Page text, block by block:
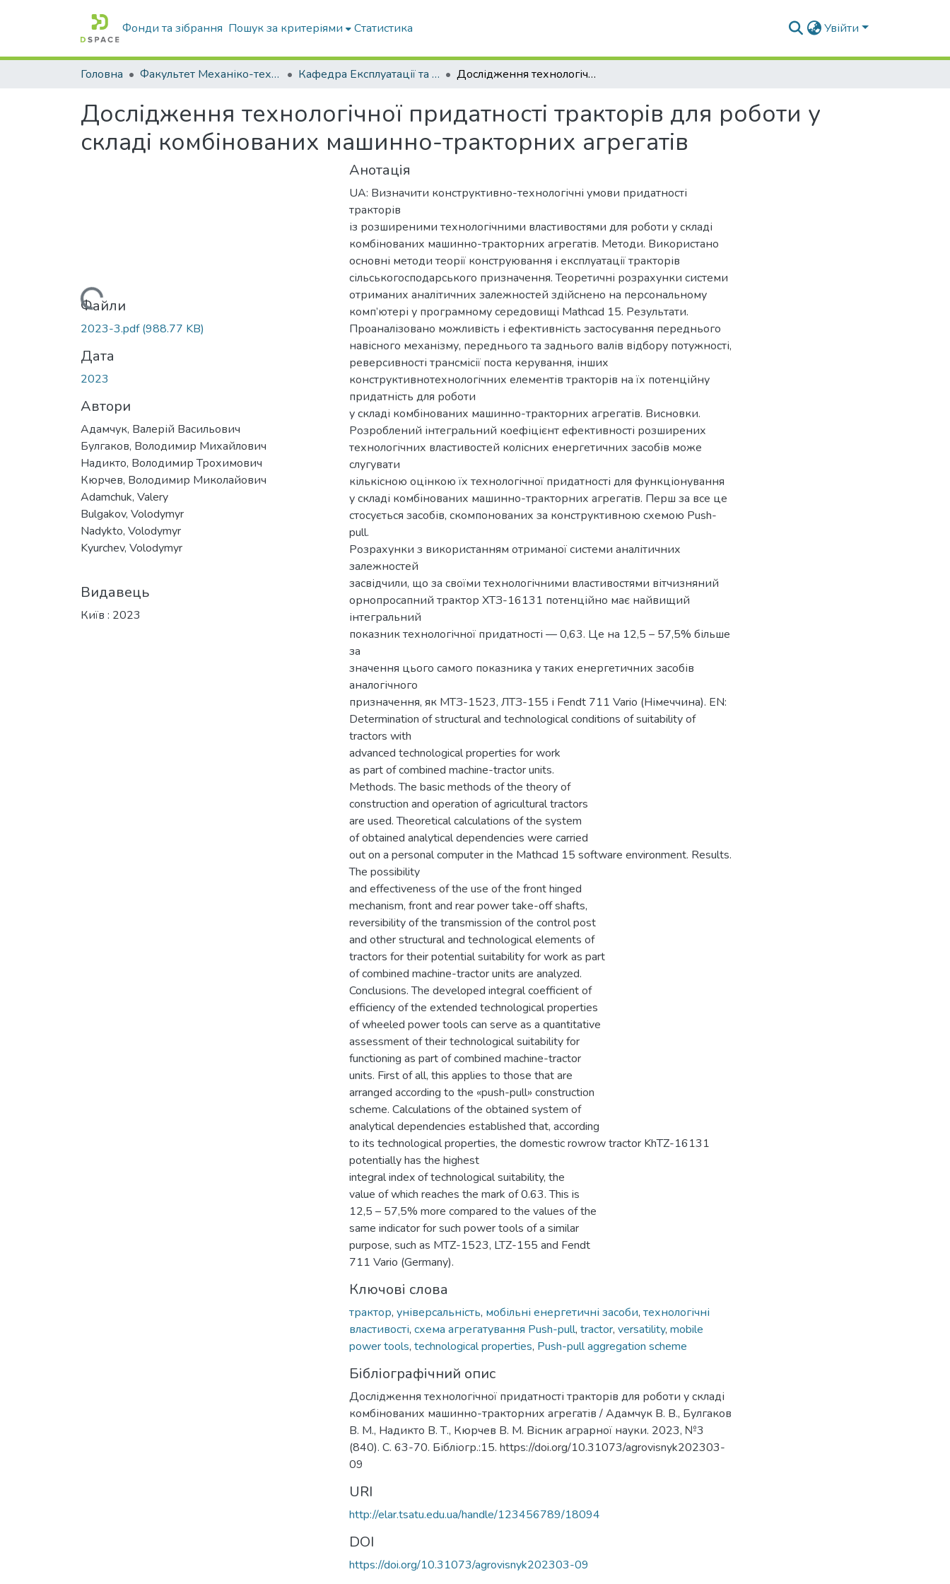
Фонди та зібрання Пошук за критеріями Статистика Увійти
Головна Факультет Механіко-технологічний Кафедра Експлуатації та технічного сервісу машин Дослідження технологічної придатності тракторів для роботи у складі комбінованих машинно-тракторних агрегатів
Дослідження технологічної придатності тракторів для роботи у
складі комбінованих машинно-тракторних агрегатів
Вантажиться...
Файли
2023-3.pdf(988.77 KB)
Дата
2023
Автори
Адамчук, Валерій Васильович
Булгаков, Володимир Михайлович
Надикто, Володимир Трохимович
Кюрчев, Володимир Миколайович
Adamchuk, Valery
Bulgakov, Volodymyr
Nadykto, Volodymyr
Kyurchev, Volodymyr
Видавець
Київ : 2023
Анотація
UA: Визначити конструктивно-технологічні умови придатності
тракторів
із розширеними технологічними властивостями для роботи у складі
комбінованих машинно-тракторних агрегатів. Методи. Використано
основні методи теорії конструювання і експлуатації тракторів
сільськогосподарського призначення. Теоретичні розрахунки системи
отриманих аналітичних залежностей здійснено на персональному
комп’ютері у програмному середовищі Mathcad 15. Результати.
Проаналізовано можливість і ефективність застосування переднього
навісного механізму, переднього та заднього валів відбору потужності,
реверсивності трансмісії поста керування, інших
конструктивнотехнологічних елементів тракторів на їх потенційну
придатність для роботи
у складі комбінованих машинно-тракторних агрегатів. Висновки.
Розроблений інтегральний коефіцієнт ефективності розширених
технологічних властивостей колісних енергетичних засобів може
слугувати
кількісною оцінкою їх технологічної придатності для функціонування
у складі комбінованих машинно-тракторних агрегатів. Перш за все це
стосується засобів, скомпонованих за конструктивною схемою Рush-
pull.
Розрахунки з використанням отриманої системи аналітичних
залежностей
засвідчили, що за своїми технологічними властивостями вітчизняний
орнопросапний трактор ХТЗ-16131 потенційно має найвищий
інтегральний
показник технологічної придатності — 0,63. Це на 12,5 – 57,5% більше
за
значення цього самого показника у таких енергетичних засобів
аналогічного
призначення, як МТЗ-1523, ЛТЗ-155 і Fendt 711 Vario (Німеччина). EN:
Determination of structural and technological conditions of suitability of
tractors with
advanced technological properties for work
as part of combined machine-tractor units.
Methods. The basic methods of the theory of
construction and operation of agricultural tractors
are used. Theoretical calculations of the system
of obtained analytical dependencies were carried
out on a personal computer in the Mathcad 15 software environment. Results.
The possibility
and effectiveness of the use of the front hinged
mechanism, front and rear power take-off shafts,
reversibility of the transmission of the control post
and other structural and technological elements of
tractors for their potential suitability for work as part
of combined machine-tractor units are analyzed.
Conclusions. The developed integral coefficient of
efficiency of the extended technological properties
of wheeled power tools can serve as a quantitative
assessment of their technological suitability for
functioning as part of combined machine-tractor
units. First of all, this applies to those that are
arranged according to the «push-pull» construction
scheme. Calculations of the obtained system of
analytical dependencies established that, according
to its technological properties, the domestic rowrow tractor KhTZ-16131
potentially has the highest
integral index of technological suitability, the
value of which reaches the mark of 0.63. This is
12,5 – 57,5% more compared to the values of the
same indicator for such power tools of a similar
purpose, such as MTZ-1523, LTZ-155 and Fendt
711 Vario (Germany).
Ключові слова
трактор, універсальність, мобільні енергетичні засоби, технологічні
властивості, схема агрегатування Рush-pull, tractor, versatility, mobile
power tools, technological properties, Рush-pull aggregation scheme
Бібліографічний опис
Дослідження технологічної придатності тракторів для роботи у складі
комбінованих машинно-тракторних агрегатів / Адамчук В. В., Булгаков
В. М., Надикто В. Т., Кюрчев В. М. Вісник аграрної науки. 2023, №3
(840). С. 63-70. Бібліогр.:15. https://doi.org/10.31073/agrovisnyk202303-
09
URI
http://elar.tsatu.edu.ua/handle/123456789/18094
DOI
https://doi.org/10.31073/agrovisnyk202303-09